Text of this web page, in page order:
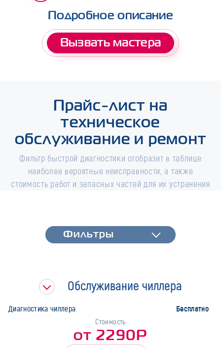
Подробное описание
Вызвать мастера
Прайс-лист на
техническое
обслуживание и ремонт
Фильтр быстрой диагностики отобразит в таблице
наиболее вероятные неисправности, а также
стоимость работ и запасных частей для их устранения
Фильтры
Марка
Фильтры
Обслуживание чиллера
Диагностика чиллера Бесплатно
Стоимость
от 2290Р